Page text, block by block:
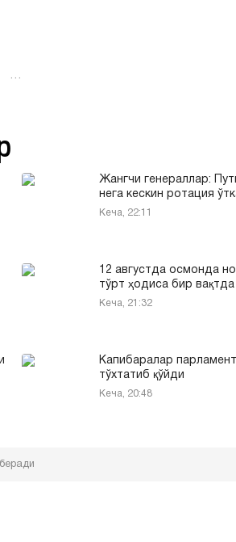
…
Жангчи генераллар:
нега кескин ротация
Кеча, 22:11
12 августда осмонда
тўрт ҳодиса бир вақтда
Кеча, 21:32
Капибаралар
тўхтатиб қўйди
Кеча, 20:48